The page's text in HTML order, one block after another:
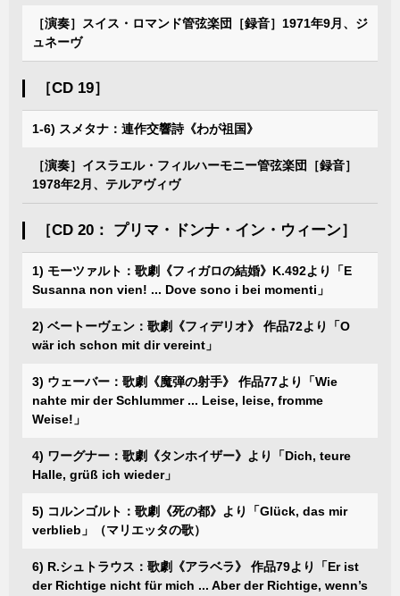
［演奏］スイス・ロマンド管弦楽団［録音］1971年9月、ジ
ュネーヴ
［CD 19］
1-6) スメタナ：連作交響詩《わが祖国》
［演奏］イスラエル・フィルハーモニー管弦楽団［録音］
1978年2月、テルアヴィヴ
［CD 20： プリマ・ドンナ・イン・ウィーン］
1) モーツァルト：歌劇《フィガロの結婚》K.492より「E
Susanna non vien! ... Dove sono i bei momenti」
2) ベートーヴェン：歌劇《フィデリオ》 作品72より「O
wär ich schon mit dir vereint」
3) ウェーバー：歌劇《魔弾の射手》 作品77より「Wie
nahte mir der Schlummer ... Leise, leise, fromme
Weise!」
4) ワーグナー：歌劇《タンホイザー》より「Dich, teure
Halle, grüß ich wieder」
5) コルンゴルト：歌劇《死の都》より「Glück, das mir
verblieb」（マリエッタの歌）
6) R.シュトラウス：歌劇《アラベラ》 作品79より「Er ist
der Richtige nicht für mich ... Aber der Richtige, wenn’s